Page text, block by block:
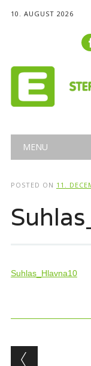
10. AUGUST 2026
Main
MENU
POSTED ON 11.
Suhlas_Hlavna10
Post